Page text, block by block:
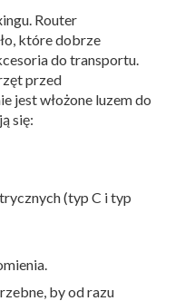
Router
które dobrze
do transportu.
przed
jest włożone luzem do
się:
(typ C i typ
by od razu